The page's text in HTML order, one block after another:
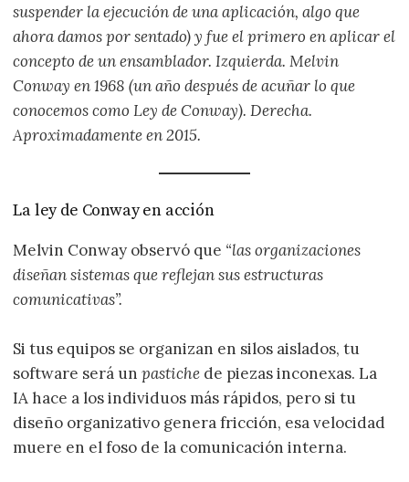
suspender la ejecución de una aplicación, algo que
ahora damos por sentado) y fue el primero en aplicar el
concepto de un ensamblador. Izquierda. Melvin
Conway en 1968 (un año después de acuñar lo que
conocemos como Ley de Conway). Derecha.
Aproximadamente en 2015.
La ley de Conway en acción
Melvin Conway observó que “las organizaciones
diseñan sistemas que reflejan sus estructuras
comunicativas”.
Si tus equipos se organizan en silos aislados, tu
software será unpastiche de piezas inconexas. La
IA hace a los individuos más rápidos, pero si tu
diseño organizativo genera fricción, esa velocidad
muere en el foso de la comunicación interna.